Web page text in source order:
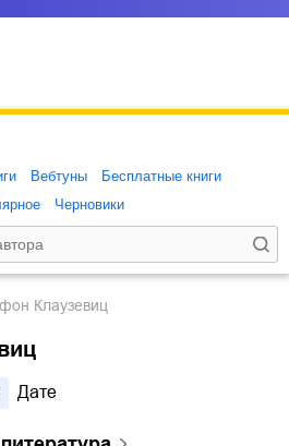
Вебтуны
Бесплатные книги
Черновики
фон Клаузевиц
Дате